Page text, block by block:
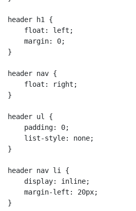
header h1 {
    float: left;
    margin: 0;
}
header nav {
    float: right;
}
header ul {
    padding: 0;
    list-style: none;
}
header nav li {
    display: inline;
    margin-left: 20px;
}